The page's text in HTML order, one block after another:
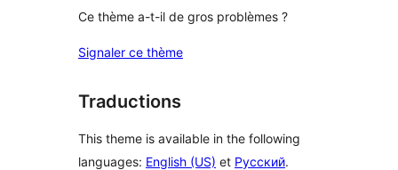
Ce thème a-t-il de gros problèmes ?
Signaler ce thème
Traductions
This theme is available in the following
languages: English (US) et Русский.